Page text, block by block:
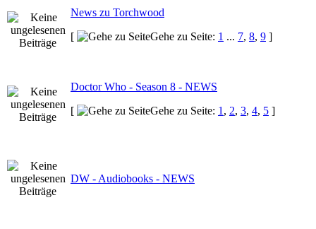
News zu Torchwood
[
Gehe zu Seite: 1 ... 7, 8, 9 ]
Doctor Who - Season 8 - NEWS
[
Gehe zu Seite: 1 , 2, 3, 4, 5 ]
DW - Audiobooks - NEWS